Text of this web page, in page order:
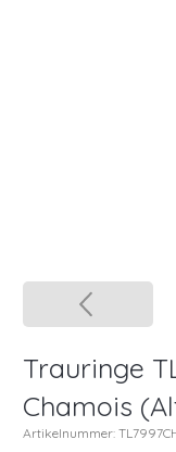
Trauringe
Chamois
Artikelnummer: